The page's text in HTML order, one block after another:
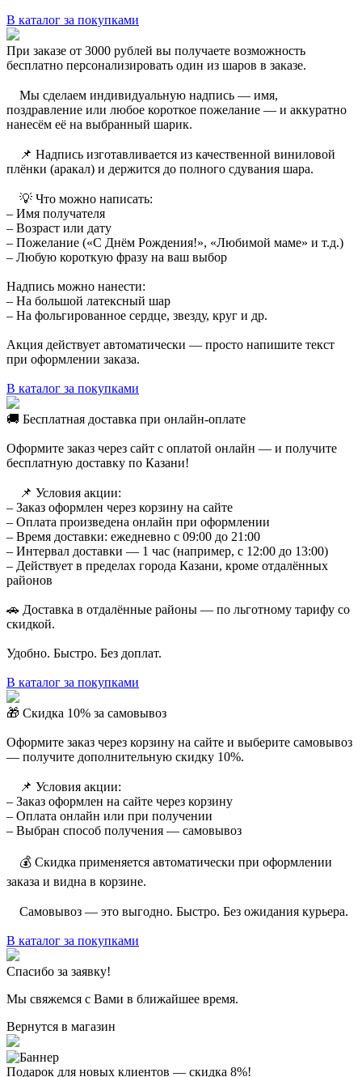
В каталог за покупками
При заказе от 3000 рублей вы получаете возможность
бесплатно персонализировать один из шаров в заказе.
⠀ Мы сделаем индивидуальную надпись — имя,
поздравление или любое короткое пожелание — и аккуратно
нанесём её на выбранный шарик.
⠀ 📌 Надпись изготавливается из качественной виниловой
плёнки (аракал) и держится до полного сдувания шара.
⠀ 💡 Что можно написать:
– Имя получателя
– Возраст или дату
– Пожелание («С Днём Рождения!», «Любимой маме» и т.д.)
– Любую короткую фразу на ваш выбор
Надпись можно нанести:
– На большой латексный шар
– На фольгированное сердце, звезду, круг и др.
Акция действует автоматически — просто напишите текст
при оформлении заказа.
В каталог за покупками
🚚 Бесплатная доставка при онлайн-оплате
Оформите заказ через сайт с оплатой онлайн — и получите
бесплатную доставку по Казани!
⠀ 📌 Условия акции:
– Заказ оформлен через корзину на сайте
– Оплата произведена онлайн при оформлении
– Время доставки: ежедневно с 09:00 до 21:00
– Интервал доставки — 1 час (например, с 12:00 до 13:00)
– Действует в пределах города Казани, кроме отдалённых
районов
🚗 Доставка в отдалённые районы — по льготному тарифу со
скидкой.
Удобно. Быстро. Без доплат.
В каталог за покупками
🎁 Скидка 10% за самовывоз
Оформите заказ через корзину на сайте и выберите самовывоз
— получите дополнительную скидку 10%.
⠀ 📌 Условия акции:
– Заказ оформлен на сайте через корзину
– Оплата онлайн или при получении
– Выбран способ получения — самовывоз
⠀ 💰 Скидка применяется автоматически при оформлении
заказа и видна в корзине.
⠀ Самовывоз — это выгодно. Быстро. Без ожидания курьера.
В каталог за покупками
Спасибо за заявку!
Мы свяжемся с Вами в ближайшее время.
Вернутся в магазин
Подарок для новых клиентов — скидка 8%!